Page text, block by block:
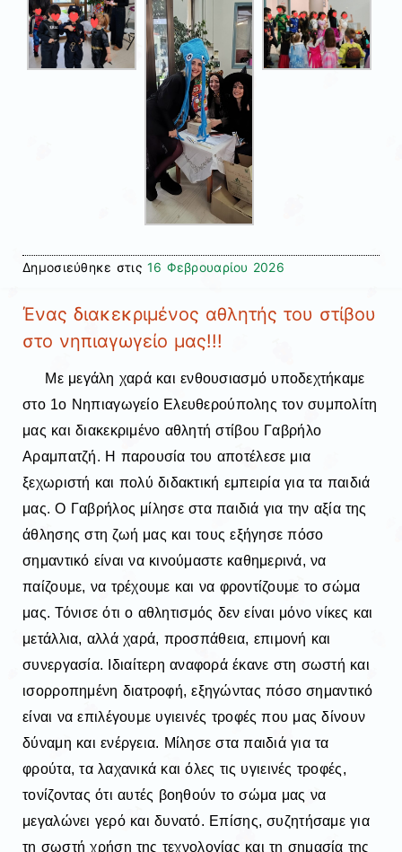
Δημοσιεύθηκε στις 16 Φεβρουαρίου 2026
Ένας διακεκριμένος αθλητής του στίβου
στο νηπιαγωγείο μας!!!
Με μεγάλη χαρά και ενθουσιασμό υποδεχτήκαμε
στο 1ο Νηπιαγωγείο Ελευθερούπολης τον συμπολίτη
μας και διακεκριμένο αθλητή στίβου Γαβρήλο
Αραμπατζή. Η παρουσία του αποτέλεσε μια
ξεχωριστή και πολύδιδακτική εμπειρίαγια τα παιδιά
μας.Ο Γαβρήλος μίλησε στα παιδιά για την αξία της
άθλησης στη ζωή μας και τουςεξήγησε πόσο
σημαντικό είναι να κινούμαστε καθημερινά, να
παίζουμε, να τρέχουμε και να φροντίζουμε το σώμα
μας. Τόνισε ότι ο αθλητισμός δεν είναι μόνο νίκες και
μετάλλια, αλλά χαρά, προσπάθεια, επιμονή και
συνεργασία.
Ιδιαίτερη αναφορά έκανε στη σωστή και
ισορροπημένη διατροφή, εξηγώντας πόσοσημαντικό
είναι να επιλέγουμε υγιεινές τροφές που μας δίνουν
δύναμη και ενέργεια. Μίλησε στα παιδιά για τα
φρούτα, τα λαχανικά και όλες τις υγιεινές τροφές,
τονίζοντας ότι αυτές βοηθούν το σώμα μας να
μεγαλώνει γερό και δυνατό. Επίσης, συζητήσαμε για
τη σωστή χρήση της τεχνολογίας και τη σημασία της